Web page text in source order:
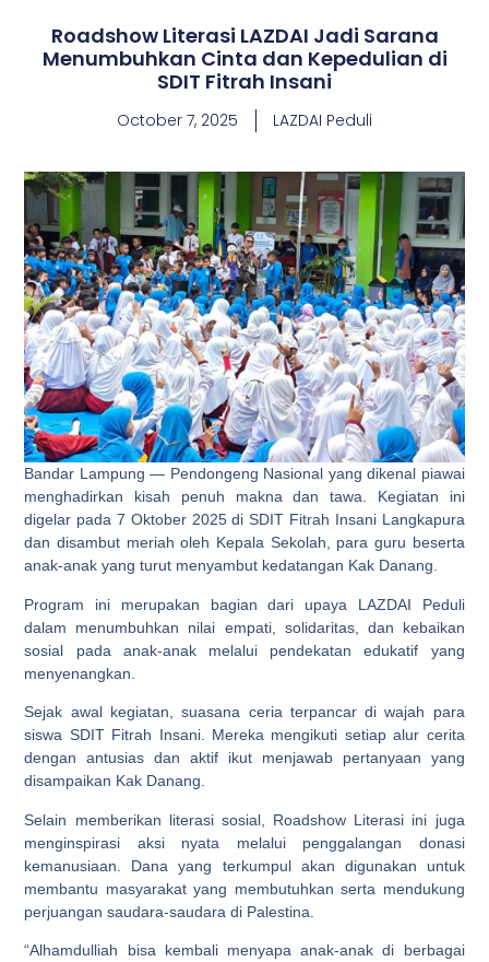
Roadshow Literasi LAZDAI Jadi Sarana
Menumbuhkan Cinta dan Kepedulian di
SDIT Fitrah Insani
October 7, 2025 LAZDAI Peduli
Bandar Lampung — Pendongeng Nasional yang dikenal piawai
menghadirkan kisah penuh makna dan tawa. Kegiatan ini
digelar pada 7 Oktober 2025 di SDIT Fitrah Insani Langkapura
dan disambut meriah oleh Kepala Sekolah, para guru beserta
anak-anak yang turut menyambut kedatangan Kak Danang.
Program ini merupakan bagian dari upaya LAZDAI Peduli
dalam menumbuhkan nilai empati, solidaritas, dan kebaikan
sosial pada anak-anak melalui pendekatan edukatif yang
menyenangkan.
Sejak awal kegiatan, suasana ceria terpancar di wajah para
siswa SDIT Fitrah Insani. Mereka mengikuti setiap alur cerita
dengan antusias dan aktif ikut menjawab pertanyaan yang
disampaikan Kak Danang.
Selain memberikan literasi sosial, Roadshow Literasi ini juga
menginspirasi aksi nyata melalui penggalangan donasi
kemanusiaan. Dana yang terkumpul akan digunakan untuk
membantu masyarakat yang membutuhkan serta mendukung
perjuangan saudara-saudara di Palestina.
“Alhamdulliah bisa kembali menyapa anak-anak di berbagai